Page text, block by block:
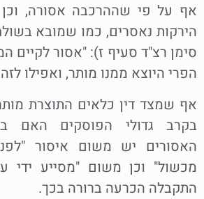
אף על פי שההרכבה אסורה, וכן
הירקות נאסרים, כמו שמובא
סימן רצ"ד סעיף ז): "אסור לקיים
הפרי היוצא ממנו מותר, ואפילו
אף שמצד דין כלאים התוצרת
בקרב גדולי הפוסקים האם
האסורים יש משום איסור
מכשול" וכן משום "מסייע ידי
התקבלה הכרעה ברורה בכך.